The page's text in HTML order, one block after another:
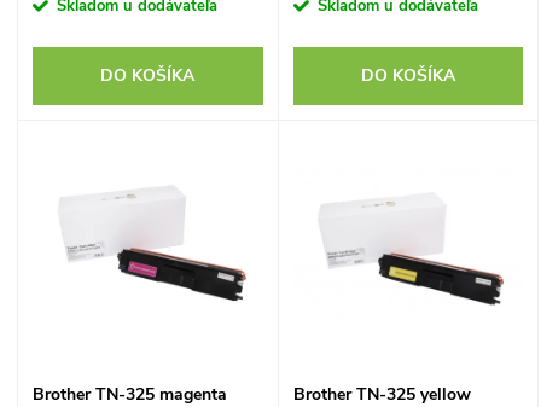
o
o
Skladom u dodávateľa
DO KOŠÍKA
Skladom u dodávateľa
DO KOŠÍKA
Brother TN-325 magenta
Brother TN-325 yellow